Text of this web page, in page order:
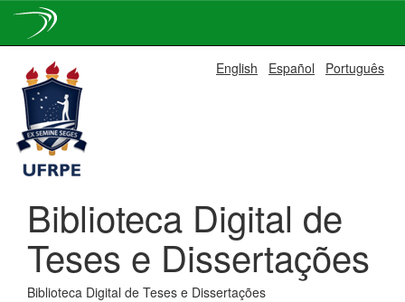
navigation
English Español Português
Biblioteca Digital de
Teses e Dissertações
Biblioteca Digital de Teses e Dissertações